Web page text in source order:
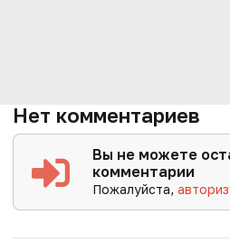
Нет комментариев
Вы не можете
комментарии
Пожалуйста,